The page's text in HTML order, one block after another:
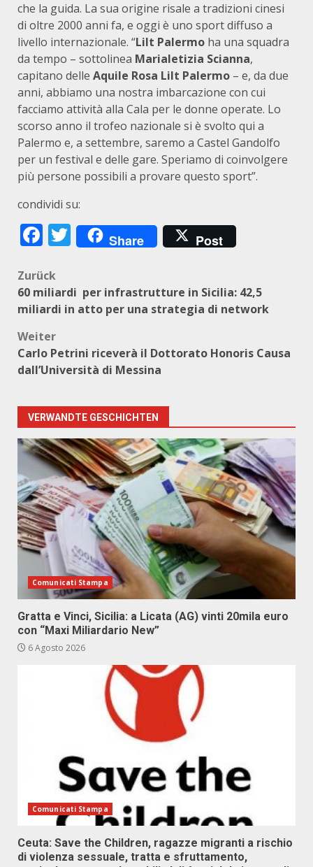
che la guida. La sua origine risale a tradizioni cinesi
di oltre 2000 anni fa, e oggi è uno sport diffuso a
livello internazionale. “Lilt Palermo ha una squadra
da tempo – sottolinea Marialetizia Scianna,
capitano delle Aquile Rosa Lilt Palermo – e, da due
anni, abbiamo una nostra imbarcazione con cui
facciamo attività alla Cala per le donne operate. Lo
scorso anno il trofeo nazionale si è svolto qui a
Palermo e, a settembre, saremo a Castel Gandolfo
per un festival e delle gare. Speriamo di coinvolgere
più persone possibili a provare questo sport”.
condividi su:
Facebook
Twitter
Share Post
Beitragsnavigation
Zurück
60 miliardi per infrastrutture in Sicilia: 42,5
miliardi in atto per una strategia di network
Weiter
Carlo Petrini riceverà il Dottorato Honoris Causa
dall’Università di Messina
VERWANDTE GESCHICHTEN
Comunicati Stampa
Gratta e Vinci, Sicilia: a Licata (AG) vinti 20mila euro
con “Maxi Miliardario New”
6 Agosto 2026
Comunicati Stampa
Ceuta: Save the Children, ragazze migranti a rischio
di violenza sessuale, tratta e sfruttamento,